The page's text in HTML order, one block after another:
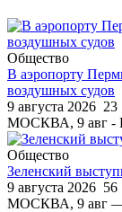
Общество
В аэропорту
воздушных судов
9 августа 2026 23
МОСКВА, 9 авг -
Общество
Зеленский
9 августа 2026 56
МОСКВА, 9 авг